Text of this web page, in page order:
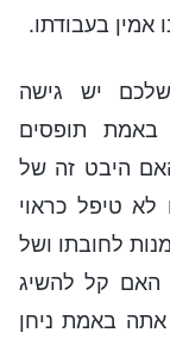
אמין בעבודתו.
יש גישה
תופסים
היבט זה של
טיפל כראוי
לחובתו ושל
האם קל להשיג
באמת ניחן